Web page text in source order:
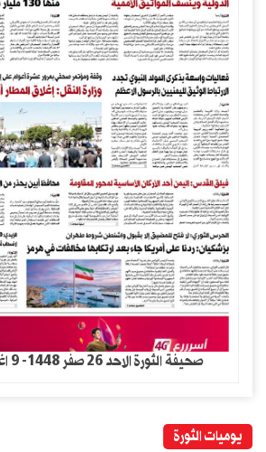
صحيفة الثورة الاحد 26 صفر 1448- 9 اغسطس 2026
يوميات الثورة